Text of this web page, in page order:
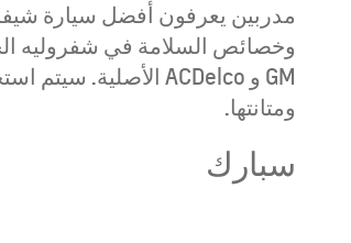
ALL-NEW CRUZE
26
‏‏إبتداء من 59,250 ر.س.
مدربين يعرفون أفضل سيارة
وخصائص السلامة في شفروليه
ومتانتها.
سبارك